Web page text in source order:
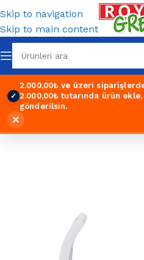
Skip to navigation
Skip to main content
✓
2.000,00₺ ve üzeri
2.000,00₺ tutarında ürün
gönderilsin.
×